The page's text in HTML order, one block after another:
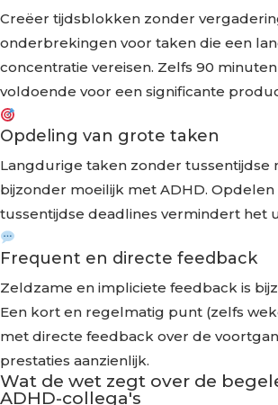
Creëer tijdsblokken zonder
onderbrekingen voor taken die een
concentratie vereisen. Zelfs 90
voldoende voor een significante
Opdeling van grote taken
Langdurige taken zonder tussentijdse
bijzonder moeilijk met ADHD.
tussentijdse deadlines vermindert het
Frequent en directe feedback
Zeldzame en impliciete feedback is
Een kort en regelmatig punt (zelfs
met directe feedback over de
prestaties aanzienlijk.
Wat de wet zegt over de
ADHD-collega's